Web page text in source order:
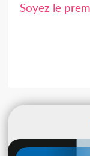
Soyez le